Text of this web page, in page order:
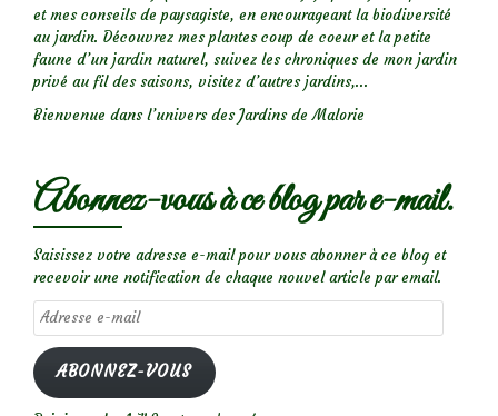
et mes conseils de paysagiste, en encourageant la biodiversité
au jardin. Découvrez mes plantes coup de coeur et la petite
faune d’un jardin naturel, suivez les chroniques de mon jardin
privé au fil des saisons, visitez d’autres jardins,...
Bienvenue dans l’univers des Jardins de Malorie
Abonnez-vous à ce blog par e-mail.
Saisissez votre adresse e-mail pour vous abonner à ce blog et
recevoir une notification de chaque nouvel article par email.
Adresse
e-
mail
ABONNEZ-VOUS